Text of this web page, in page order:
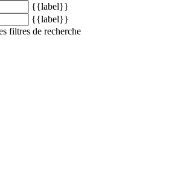
{{label}}
{{label}}
filtres de recherche